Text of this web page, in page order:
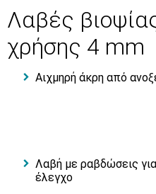
Λαβές
χρήσης 4 mm
Αιχμηρή άκρη από
Λαβή με ραβδώσεις
έλεγχο